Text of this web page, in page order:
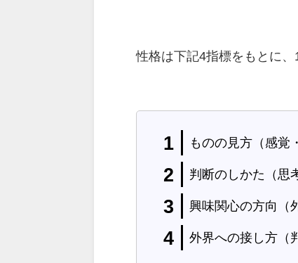
性格は下記4指標をもとに、
ものの見方（感覚
判断のしかた（思
興味関心の方向（
外界への接し方（